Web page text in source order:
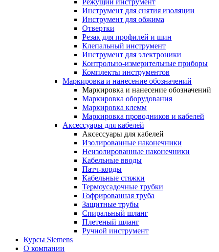
Режущий инструмент
Инструмент для снятия изоляции
Инструмент для обжима
Отвертки
Резак для профилей и шин
Клепальный инструмент
Инструмент для электроники
Контрольно-измерительные приборы
Комплекты инструментов
Маркировка и нанесение обозначений
Маркировка и нанесение обозначений
Маркировка оборудования
Маркировка клемм
Маркировка проводников и кабелей
Аксессуары для кабелей
Аксессуары для кабелей
Изолированные наконечники
Неизолированные наконечники
Кабельные вводы
Патч-корды
Кабельные стяжки
Термоусадочные трубки
Гофрированная труба
Защитные трубы
Спиральный шланг
Плетеный шланг
Ручной инструмент
Курсы Siemens
О компании